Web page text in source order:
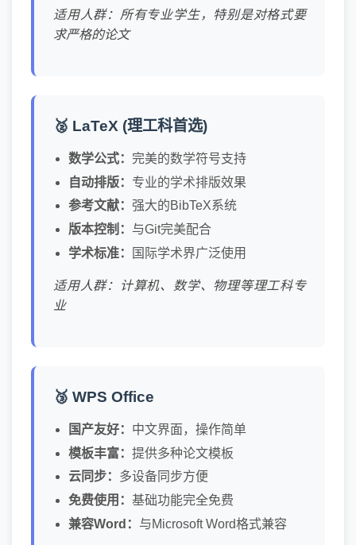
适用人群：所有专业学生，特别是对格式要
求严格的论文
🥈 LaTeX (理工科首选)
数学公式： 完美的数学符号支持
自动排版： 专业的学术排版效果
参考文献：强大的BibTeX系统
版本控制： 与Git完美配合
学术标准：
国际学术界广泛使用
适用人群：计算机、数学、物理等理工科专
业
🥉 WPS Office
国产友好： 中文界面，操作简单
模板丰富：提供多种论文模板
云同步： 多设备同步方便
免费使用：基础功能完全免费
兼容Word： 与Microsoft Word格式兼容